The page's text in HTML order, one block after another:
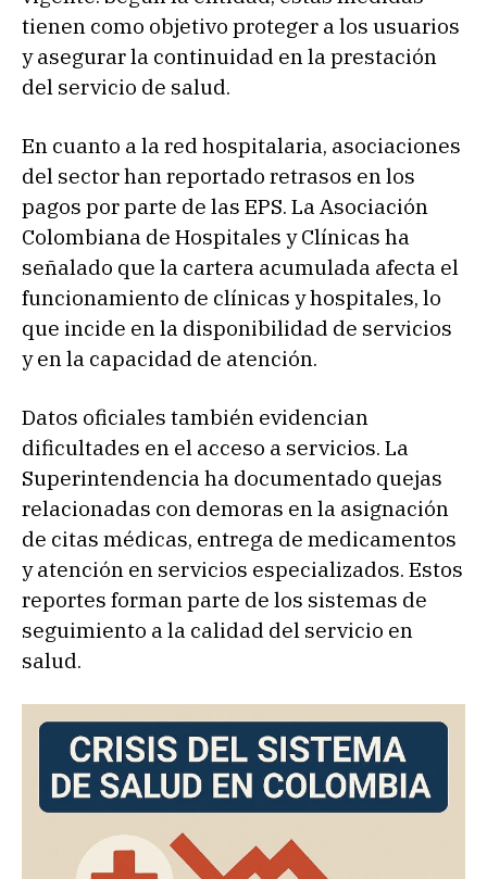
tienen como objetivo proteger a los usuarios
y asegurar la continuidad en la prestación
del servicio de salud.
En cuanto a la red hospitalaria, asociaciones
del sector han reportado retrasos en los
pagos por parte de las EPS. La Asociación
Colombiana de Hospitales y Clínicas ha
señalado que la cartera acumulada afecta el
funcionamiento de clínicas y hospitales, lo
que incide en la disponibilidad de servicios
y en la capacidad de atención.
Datos oficiales también evidencian
dificultades en el acceso a servicios. La
Superintendencia ha documentado quejas
relacionadas con demoras en la asignación
de citas médicas, entrega de medicamentos
y atención en servicios especializados. Estos
reportes forman parte de los sistemas de
seguimiento a la calidad del servicio en
salud.